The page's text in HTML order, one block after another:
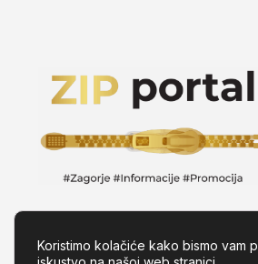
Koristimo kolačiće kako bismo vam